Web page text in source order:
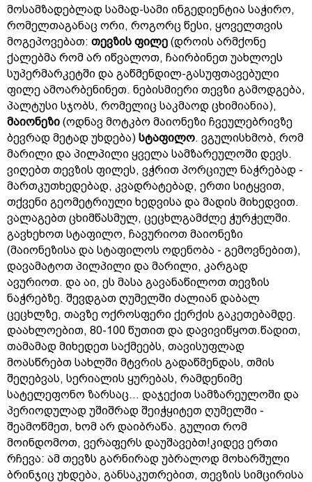
მოსამზადებლად სამად-სამი ინგედიენტია საჭირო,
რომელთაგანაც ორი, როგორც წესი, ყოველთვის
მოგეპოვებათ: თევზის ფილე (დროის არმქონე
ქალებმა რომ არ იწვალოთ, ჩაირბინეთ უახლოეს
სუპერმარკეტში და გაწმენდილ-გასუფთავებული
ფილე ამოარბენინეთ. ნებისმიერი თევზი გამოდგება,
პალტუსი სჯობს, რომელიც საკმაოდ ცხიმიანია),
მაიონეზი (ოდნავ მოტკბო მაიონეზი ჩვეულებრივზე
ბევრად მეტად უხდება) სტაფილო. ვგულისხმობ, რომ
მარილი და პილპილი ყველა სამზარეულოში დევს.
ვიღებთ თევზის ფილეს, ვჭრით პორციულ ნაჭრებად -
მართკუთხედებად, კვადრატებად, ერთი სიტყვით,
თქვენი გეომეტრიული ხედვისა და მადის მიხედვით.
ვალაგებთ ცხიმწასმულ, ცეცხლგამძლე ჭურჭელში.
გავხეხოთ სტაფილო, ჩავურიოთ მაიონეზი
(მაიონეზისა და სტაფილოს ოდენობა - გემოვნებით),
დავამატოთ პილპილი და მარილი, კარგად
ავურიოთ. და აი, ეს მასა გავანაწილოთ თევზის
ნაჭრებზე. შევდგათ ღუმელში ძალიან დაბალ
ცეცხლზე, თავზე ოქროსფერი ქერქის გაკეთებამდე.
დაახლოებით, 80-100 წუთით და დავივიწყოთ.წადით,
თამამად მიხედეთ საქმეებს, თავისუფლად
მოასწრებთ სახლში მტვრის გადაწმენდას, თმის
შეღებვას, სერიალის ყურებას, რამდენიმე
სატელეფონო ზარსაც... დაჯექით სამზარეულოში და
პერიოდულად უშიშრად შეიჭყიტეთ ღუმელში -
შეამოწმეთ, ხომ არ დაიბრაწა. გულით რომ
მოინდომოთ, ვერაფერს დაუშავებთ!კიდევ ერთი
რჩევა: ამ თევზს გარნირად უბრალოდ მოხარშული
ბრინჯიც უხდება, განსაკუთრებით, თევზის სიმცირისა